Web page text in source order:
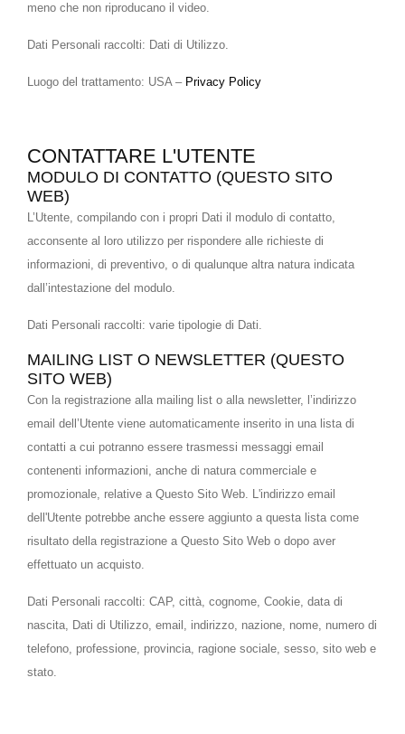
meno che non riproducano il video.
Dati Personali raccolti: Dati di Utilizzo.
Luogo del trattamento: USA – Privacy Policy
CONTATTARE L'UTENTE
MODULO DI CONTATTO (QUESTO SITO
WEB)
L’Utente, compilando con i propri Dati il modulo di contatto,
acconsente al loro utilizzo per rispondere alle richieste di
informazioni, di preventivo, o di qualunque altra natura indicata
dall’intestazione del modulo.
Dati Personali raccolti: varie tipologie di Dati.
MAILING LIST O NEWSLETTER (QUESTO
SITO WEB)
Con la registrazione alla mailing list o alla newsletter, l’indirizzo
email dell’Utente viene automaticamente inserito in una lista di
contatti a cui potranno essere trasmessi messaggi email
contenenti informazioni, anche di natura commerciale e
promozionale, relative a Questo Sito Web. L'indirizzo email
dell'Utente potrebbe anche essere aggiunto a questa lista come
risultato della registrazione a Questo Sito Web o dopo aver
effettuato un acquisto.
Dati Personali raccolti: CAP, città, cognome, Cookie, data di
nascita, Dati di Utilizzo, email, indirizzo, nazione, nome, numero di
telefono, professione, provincia, ragione sociale, sesso, sito web e
stato.